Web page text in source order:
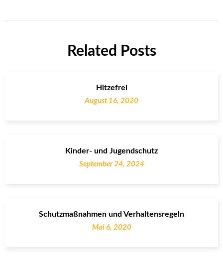
Related Posts
Hitzefrei
August 16, 2020
Kinder- und Jugendschutz
September 24, 2024
Schutzmaßnahmen und Verhaltensregeln
Mai 6, 2020